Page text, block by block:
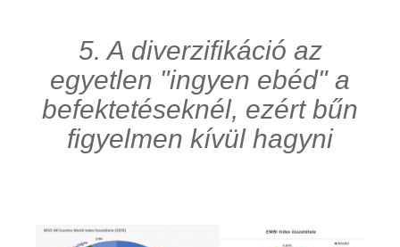
5. A diverzifikáció az
egyetlen "ingyen ebéd" a
befektetéseknél, ezért bűn
figyelmen kívül hagyni